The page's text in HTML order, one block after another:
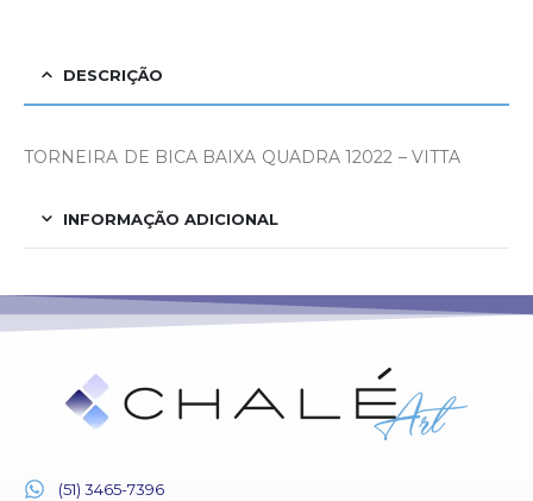
DESCRIÇÃO
TORNEIRA DE BICA BAIXA QUADRA 12022 – VITTA
INFORMAÇÃO ADICIONAL
(51) 3465-7396